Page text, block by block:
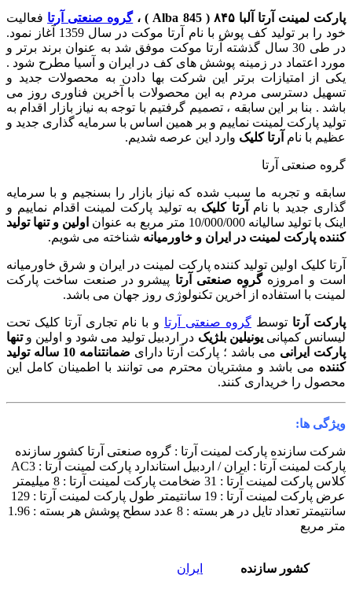
پارکت لمینت آرتا آلبا ۸۴۵ ( Alba 845 ) ، گروه صنعتی آرتا فعالیت
خود را بر تولید کف پوش با نام آرتا موکت در سال 1359 آغاز نمود.
در طی 30 سال گذشته آرتا موکت موفق شد به عنوان برند برتر و
مورد اعتماد در زمینه پوشش های کف در ایران و آسیا مطرح شود .
یکی از امتیازات برتر این شرکت بها دادن به محصولات جدید و
تسهیل دسترسی مردم به این محصولات با آخرین فناوری روز می
باشد . بنا بر این سابقه ، تصمیم گرفتیم با توجه به نیاز بازار اقدام به
تولید پارکت لمینت نماییم و بر همین اساس با سرمایه گذاری جدید و
عظیم با نام آرتا کلیک وارد این عرصه شدیم.
گروه صنعتی آرتا
سابقه و تجربه ما سبب شده که نیاز بازار را بسنجیم و با سرمایه
گذاری جدید با نام
آرتا کلیک به تولید پارکت لمینت اقدام نماییم و
اینک با تولید سالیانه 10/000/000 متر مربع به عنوان
اولین و تنها تولید
کننده پارکت لمینت در ایران و خاورمیانه شناخته می شویم.
آرتا کلیک اولین تولید کننده پارکت لمینت در ایران و شرق خاورمیانه
است و امروزهگروه صنعتی آرتا پیشرو در صنعت ساخت پارکت
لمینت با استفاده از آخرین تکنولوژی روز جهان می باشد.
پارکت آرتا توسط گروه صنعتی آرتا و با نام تجاری آرتا کلیک تحت
لیسانس کمپانییونیلین بلژیک در اردبیل تولید می شود و اولین وتنها
پارکت ایرانی می باشد ؛ پارکت آرتا دارای
ضمانتنامه 10 ساله تولید
کننده می باشد و مشتریان محترم می توانند با اطمینان کامل این
محصول را خریداری کنند.
ویژگی ها:
شرکت سازنده پارکت لمینت آرتا : گروه صنعتی آرتا کشور سازنده
پارکت لمینت آرتا : ایران / اردبیل استاندارد پارکت لمینت آرتا : AC3
کلاس پارکت لمینت آرتا : 31 ضخامت پارکت لمینت آرتا : 8 میلیمتر
عرض پارکت لمینت آرتا : 19 سانتیمتر طول پارکت لمینت آرتا : 129
سانتیمتر تعداد تایل در هر بسته : 8 عدد سطح پوشش هر بسته : 1.96
متر مربع
کشور سازنده ایران